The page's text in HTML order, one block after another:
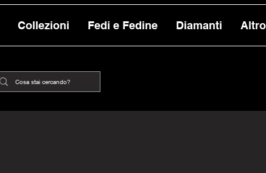
Collezioni Fedi e Fedine Diamanti Altro